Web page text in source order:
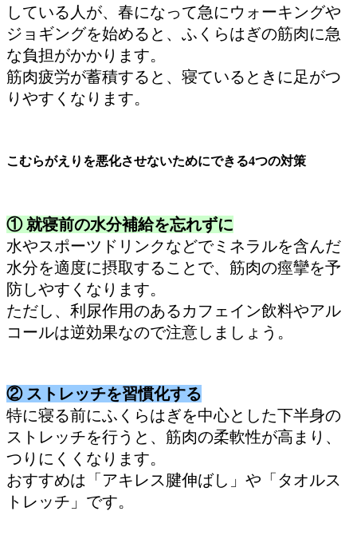
している人が、春になって急にウォーキングや
ジョギングを始めると、ふくらはぎの筋肉に急
な負担がかかります。
筋肉疲労が蓄積すると、寝ているときに足がつ
りやすくなります。
こむらがえりを悪化させないためにできる4つの対策
① 就寝前の水分補給を忘れずに
水やスポーツドリンクなどでミネラルを含んだ
水分を適度に摂取することで、筋肉の痙攣を予
防しやすくなります。
ただし、利尿作用のあるカフェイン飲料やアル
コールは逆効果なので注意しましょう。
② ストレッチを習慣化する
特に寝る前にふくらはぎを中心とした下半身の
ストレッチを行うと、筋肉の柔軟性が高まり、
つりにくくなります。
おすすめは「アキレス腱伸ばし」や「タオルス
トレッチ」です。